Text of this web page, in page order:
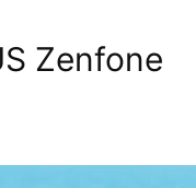
Zenfone